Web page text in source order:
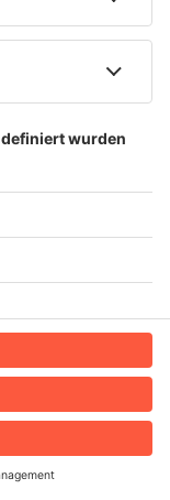
MENÜ
INFO
INFO
Folge 117